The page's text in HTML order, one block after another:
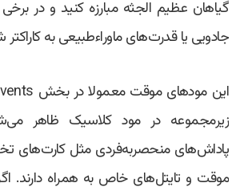
گیاهان عظیم الجثه مبارزه کنید و در
جادویی یا قدرت‌های ماوراءطبیعی به
زیرمجموعه در مود کلاسیک ظاهر
پاداش‌های منحصربه‌فردی مثل کارت‌های
موقت و تایتل‌های خاص به همراه دارند.